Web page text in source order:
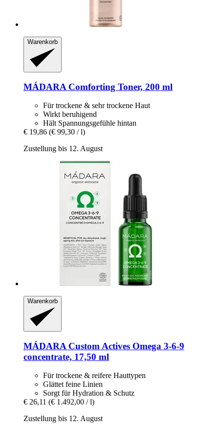
Warenkorb
MÁDARA Comforting Toner, 200 ml
Für trockene & sehr trockene Haut
Wirkt beruhigend
Hält Spannungsgefühle hintan
€ 19,86 (€ 99,30 / l)
Zustellung bis 12. August
Warenkorb
MÁDARA Custom Actives Omega 3-​6-​9
concentrate, 17,50 ml
Für trockene & reifere Hauttypen
Glättet feine Linien
Sorgt für Hydration & Schutz
€ 26,11 (€ 1.492,00 / l)
Zustellung bis 12. August